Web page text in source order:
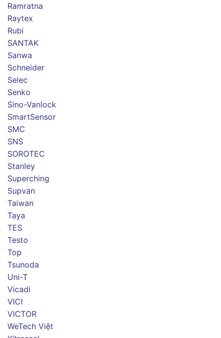
Ramratna
Raytex
Rubi
SANTAK
Sanwa
Schneider
Selec
Senko
Sino-Vanlock
SmartSensor
SMC
SNS
SOROTEC
Stanley
Superching
Supvan
Taiwan
Taya
TES
Testo
Top
Tsunoda
Uni-T
Vicadi
VICI
VICTOR
WeTech Việt